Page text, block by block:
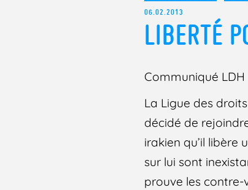
06.02.2013
LIBERTÉ
Communiqué LDH
La Ligue des
décidé de
irakien qu’il libère
sur lui sont
prouve les